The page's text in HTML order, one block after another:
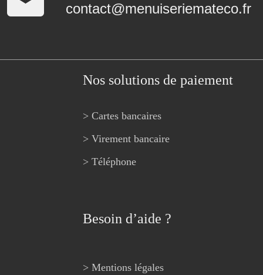
contact@menuiseriemateco.fr
Nos solutions de paiement
> Cartes bancaires
> Virement bancaire
> Téléphone
Besoin d’aide ?
> Mentions légales